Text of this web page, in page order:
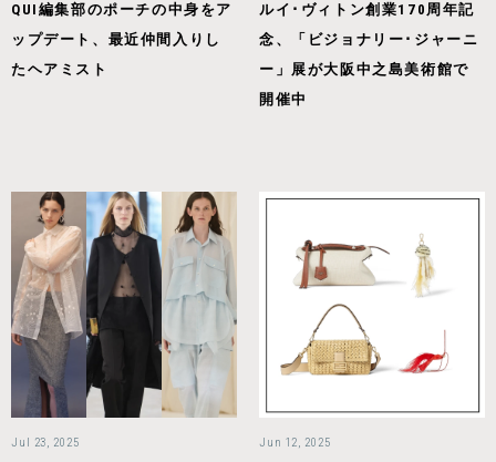
QUI編集部のポーチの中身をア
ップデート、最近仲間入りし
たヘアミスト
ルイ･ヴィトン創業170周年記
念、「ビジョナリー･ジャーニ
ー」展が大阪中之島美術館で
開催中
Jul 23, 2025 Jun 12, 2025